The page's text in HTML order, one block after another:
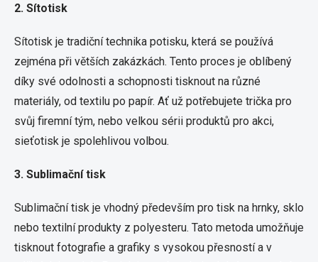
2. Sítotisk
Sítotisk je tradiční technika potisku, která se používá
zejména při větších zakázkách. Tento proces je oblíbený
díky své odolnosti a schopnosti tisknout na různé
materiály, od textilu po papír. Ať už potřebujete trička pro
svůj firemní tým, nebo velkou sérii produktů pro akci,
sieťotisk je spolehlivou volbou.
3. Sublimační tisk
Sublimační tisk je vhodný především pro tisk na hrnky, sklo
nebo textilní produkty z polyesteru. Tato metoda umožňuje
tisknout fotografie a grafiky s vysokou přesností a v